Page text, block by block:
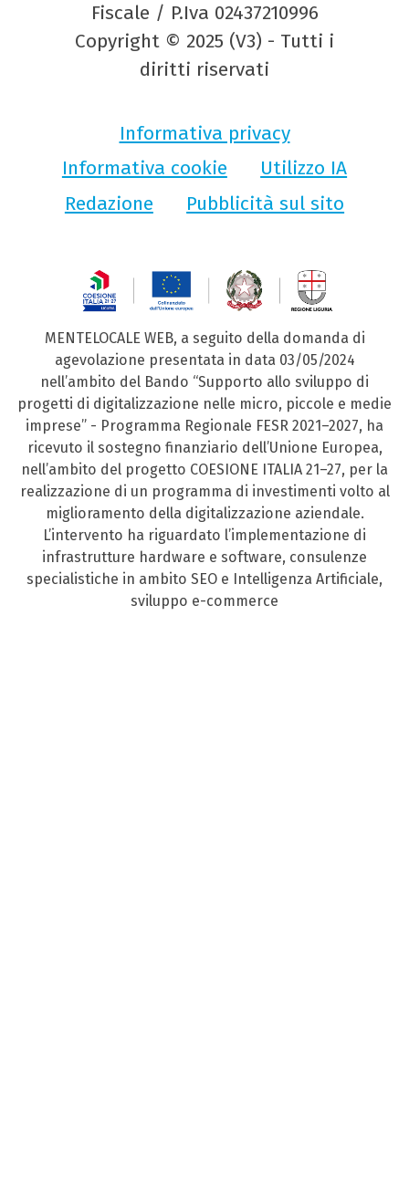
Fiscale / P.Iva 02437210996
Copyright © 2025 (V3) - Tutti i
diritti riservati
Informativa privacy
Informativa cookie
Utilizzo IA
Redazione
Pubblicità sul sito
MENTELOCALE WEB, a seguito della domanda di
agevolazione presentata in data 03/05/2024
nell’ambito del Bando “Supporto allo sviluppo di
progetti di digitalizzazione nelle micro, piccole e medie
imprese” - Programma Regionale FESR 2021–2027, ha
ricevuto il sostegno finanziario dell’Unione Europea,
nell’ambito del progetto COESIONE ITALIA 21–27, per la
realizzazione di un programma di investimenti volto al
miglioramento della digitalizzazione aziendale.
L’intervento ha riguardato l’implementazione di
infrastrutture hardware e software, consulenze
specialistiche in ambito SEO e Intelligenza Artificiale,
sviluppo e-commerce